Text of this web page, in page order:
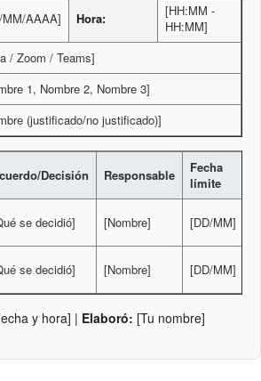
AAAA] Hora:
[HH:MM -
HH:MM]
/ Zoom / Teams]
1, Nombre 2, Nombre 3]
(justificado/no justificado)]
Decisión Responsable
Fecha
límite
se decidió] [Nombre] [DD/MM]
se decidió] [Nombre] [DD/MM]
y hora] | Elaboró: [Tu nombre]